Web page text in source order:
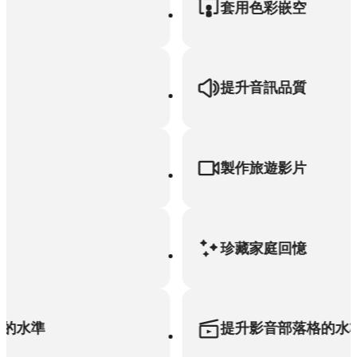
準
套用色彩嵌空
提升音訊品質
製作旅遊影片
珍藏家庭回憶
提升影音部落格的水準